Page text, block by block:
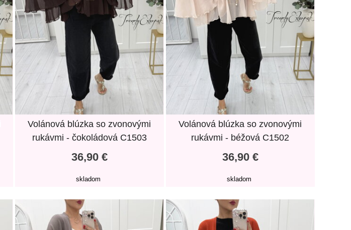
Volánová blúzka so zvonovými
rukávmi - čokoládová C1503
36,90 €
skladom
Volánová blúzka so zvonovými
rukávmi - béžová C1502
36,90 €
skladom